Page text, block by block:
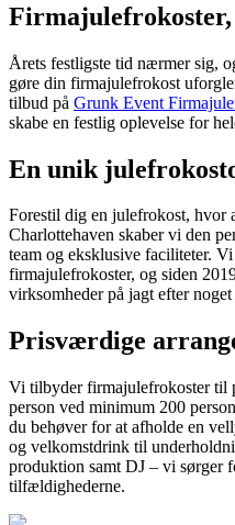
Årets festligste tid nærmer sig,
gøre din firmajulefrokost
tilbud på Grunk Event
skabe en festlig oplevelse for
En unik
Forestil dig en julefrokost, hvor
Charlottehaven skaber vi den
team og eksklusive faciliteter.
firmajulefrokoster, og siden
virksomheder på jagt efter
Prisværdige
Vi tilbyder firmajulefrokoster til
person ved minimum 200
du behøver for at afholde en
og velkomstdrink til
produktion samt DJ – vi sørger
tilfældighederne.